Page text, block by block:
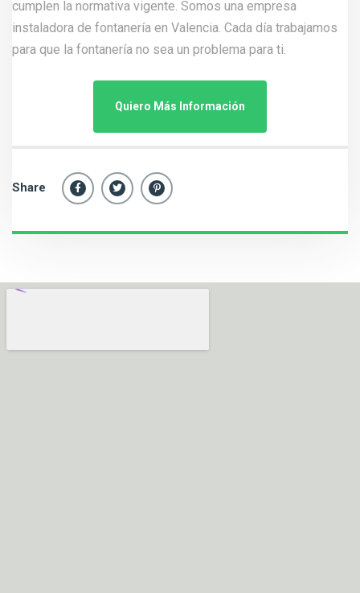
cumplen la normativa vigente. Somos una empresa
instaladora de fontanería en Valencia. Cada día trabajamos
para que la fontanería no sea un problema para ti.
Quiero Más Información
Share